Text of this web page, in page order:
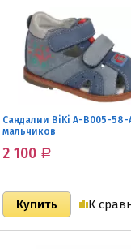
Сандалии BiKi A-B005-58-
мальчиков
2 100 Р
К